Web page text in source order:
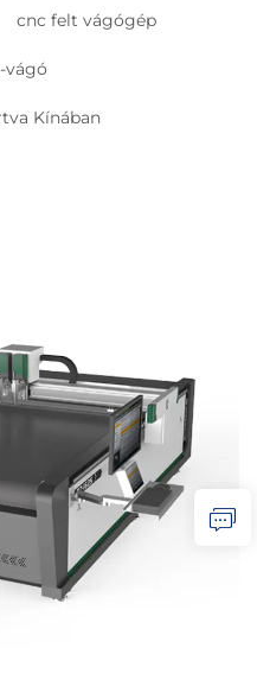
cnc felt vágógép
Kínában